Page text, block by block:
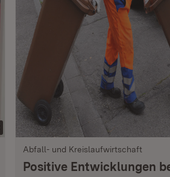
Abfall- und Kreislaufwirtschaft
Positive Entwicklungen